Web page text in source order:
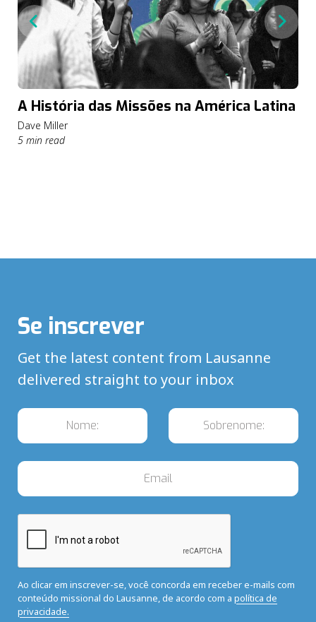
A História das Missões na América Latina
Dave Miller
5 min read
Se inscrever
Get the latest content from Lausanne
delivered straight to your inbox
Ao clicar em inscrever-se, você concorda em receber e-mails com
conteúdo missional do Lausanne, de acordo com a política de
privacidade.